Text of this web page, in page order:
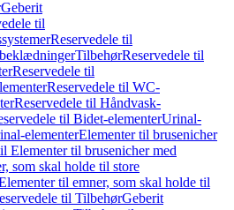
Geberit
til
Reservedele til
TilbehørReservedele til
Reservedele til
Reservedele til WC-
Reservedele til Håndvask-
til Bidet-elementerUrinal-
elementerElementer til brusenicher
Elementer til brusenicher med
som skal holde til store
til emner, som skal holde til
til TilbehørGeberit